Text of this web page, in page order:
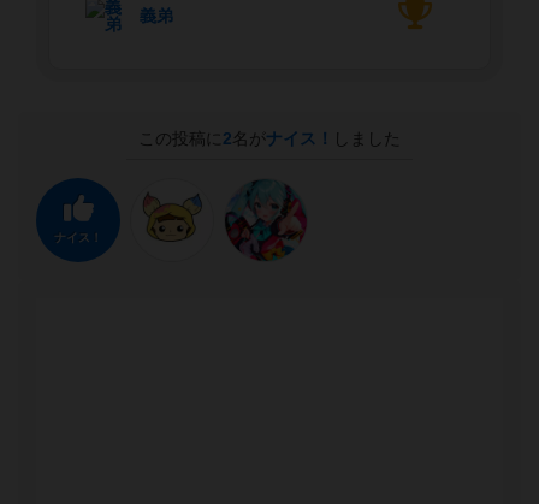
義弟
この投稿に 2名がナイス！ しました
ナイス！